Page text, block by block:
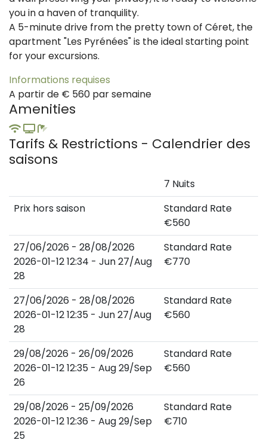
you in a haven of tranquility.
A 5-minute drive from the pretty town of Céret, the
apartment "Les Pyrénées" is the ideal starting point
for your excursions.
Informations requises
A partir de € 560 par semaine
Amenities
Tarifs & Restrictions - Calendrier des
saisons
7 Nuits
Prix hors saison
Standard Rate
€560
27/06/2026 - 28/08/2026
2026-01-12 12:34 - Jun 27/Aug
28
Standard Rate
€770
27/06/2026 - 28/08/2026
2026-01-12 12:35 - Jun 27/Aug
28
Standard Rate
€560
29/08/2026 - 26/09/2026
2026-01-12 12:35 - Aug 29/Sep
26
Standard Rate
€560
29/08/2026 - 25/09/2026
2026-01-12 12:36 - Aug 29/Sep
25
Standard Rate
€710